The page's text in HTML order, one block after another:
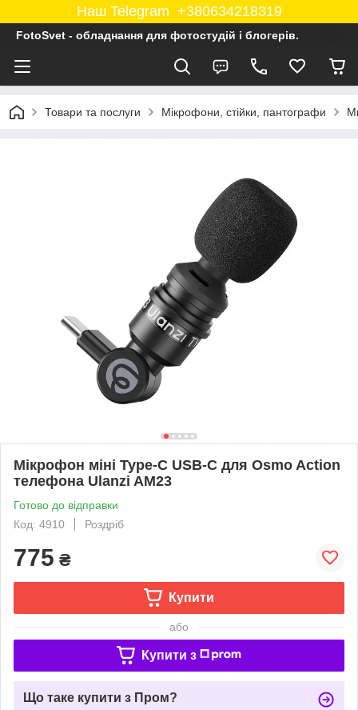
Наш Telegram +380634218319
FotoSvet - обладнання для фотостудій і блогерів.
Товари та послуги Мікрофони, стійки, пантографи
Мікрофон міні Type-C USB-C для Osmo Action
телефона Ulanzi AM23
Готово до відправки
Код: 4910
Роздріб
775 ₴
Купити
або
Купити з
Що таке купити з Пром?